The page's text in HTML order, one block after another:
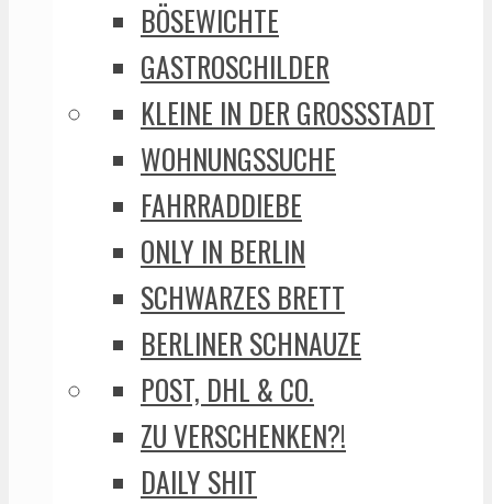
BÖSEWICHTE
GASTROSCHILDER
KLEINE IN DER GROSSSTADT
WOHNUNGSSUCHE
FAHRRADDIEBE
ONLY IN BERLIN
SCHWARZES BRETT
BERLINER SCHNAUZE
POST, DHL & CO.
ZU VERSCHENKEN?!
DAILY SHIT